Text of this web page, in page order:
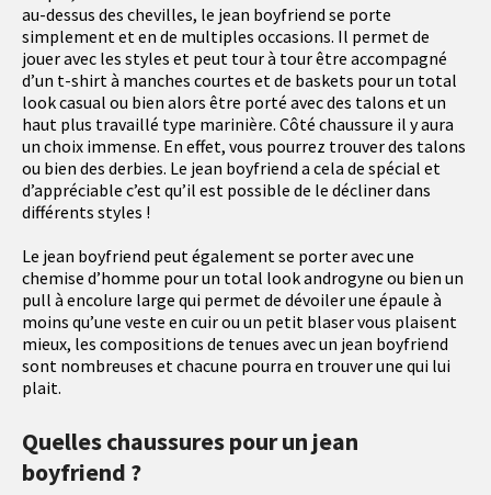
au-dessus des chevilles, le jean boyfriend se porte
simplement et en de multiples occasions. Il permet de
jouer avec les styles et peut tour à tour être accompagné
d’un t-shirt à manches courtes et de baskets pour un total
look casual ou bien alors être porté avec des talons et un
haut plus travaillé type marinière. Côté chaussure il y aura
un choix immense. En effet, vous pourrez trouver des talons
ou bien des derbies. Le jean boyfriend a cela de spécial et
d’appréciable c’est qu’il est possible de le décliner dans
différents styles !
Le jean boyfriend peut également se porter avec une
chemise d’homme pour un total look androgyne ou bien un
pull à encolure large qui permet de dévoiler une épaule à
moins qu’une veste en cuir ou un petit blaser vous plaisent
mieux, les compositions de tenues avec un jean boyfriend
sont nombreuses et chacune pourra en trouver une qui lui
plait.
Quelles chaussures pour un jean
boyfriend ?